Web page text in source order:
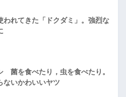
われてきた「ドクダミ」。強烈な
菌を食べたり，虫を食べたり。
ないかわいいヤツ